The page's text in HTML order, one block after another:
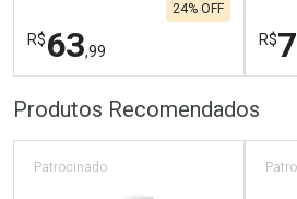
R$63,99
24% OFF
FECHAR
Laboratório
FECHAR
Por Menos
R$
Produtos Recomendados
Patrocinado